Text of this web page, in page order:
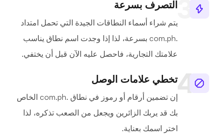
التصرف بسرعة
يتم شراء أسماء النطاقات الجيدة التي تحمل امتداد
.com.ph بسرعة، لذا إذا وجدت اسم نطاق يناسب
علامتك التجارية، فاحصل عليه الآن قبل أن يختفي.
تخطي علامات الوصل
إن تضمين أرقام أو رموز في نطاق .com.ph الخاص
بك قد يربك الزائرين ويجعل من الصعب تذكره، لذا
اختر اسمك بعناية.